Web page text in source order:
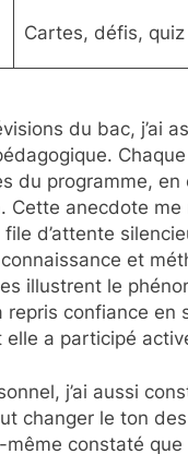
Cartes, défis,
du bac, j’ai
du programme,
Cette anecdote me
d’attente
et
illustrent le
repris confiance en
elle a participé
j’ai aussi
changer le ton
même constaté